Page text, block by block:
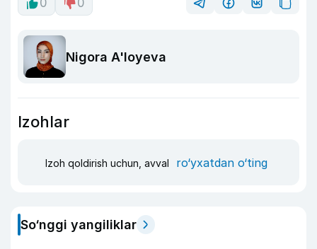
Nigora A'loyeva
Izohlar
Izoh qoldirish uchun, avval ro‘yxatdan o‘ting
So‘nggi yangiliklar